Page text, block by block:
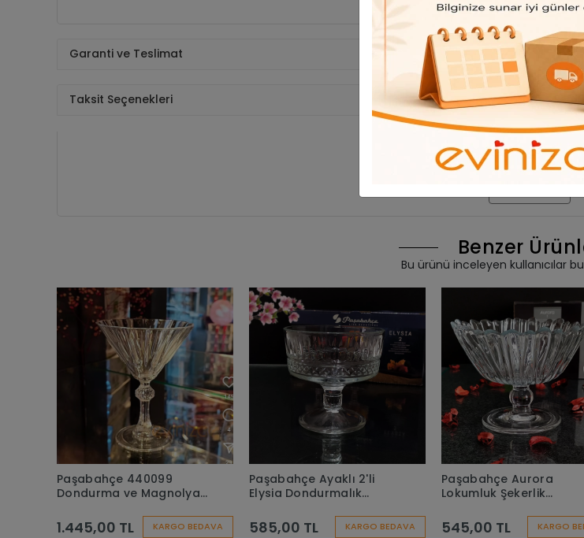
Garanti ve Teslimat
Taksit Seçenekleri
Bu ürün için henüz yorum
Benzer
Bu ürünü inceleyen kullanıcılar
KARGO BEDAVA
Paşabahçe 440099
Dondurma ve Magnolya
1.445,00 TL KARGO BEDAVA
Paşabahçe Ayaklı 2'li
Elysia Dondurmalık
Amaçlı Sunum Kasesi
585,00 TL KARGO
Paşabahçe Aurora
Lokumluk Şekerlik
Sunum Kasesi-1 Adet
545,00 TL